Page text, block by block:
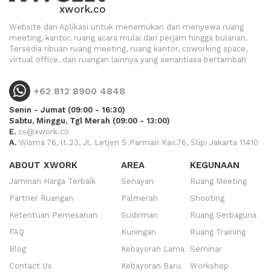
xwork.co
Website dan Aplikasi untuk menemukan dan menyewa ruang
meeting, kantor, ruang acara mulai dari perjam hingga bulanan.
Tersedia ribuan ruang meeting, ruang kantor, coworking space,
virtual office, dan ruangan lainnya yang senantiasa bertambah
+62 812 8900 4848
Senin - Jumat (09:00 - 16:30)
Sabtu, Minggu, Tgl Merah (09:00 - 13:00)
E. cs@xwork.co
A. Wisma 76, lt.23, Jl. Letjen S.Parman Kav.76, Slipi Jakarta 11410
ABOUT XWORK
Jaminan Harga Terbaik
Partner Ruangan
Ketentuan Pemesanan
FAQ
Blog
Contact Us
AREA
Senayan
Palmerah
Sudirman
Kuningan
Kebayoran Lama
Kebayoran Baru
KEGUNAAN
Ruang Meeting
Shooting
Ruang Serbaguna
Ruang Training
Seminar
Workshop